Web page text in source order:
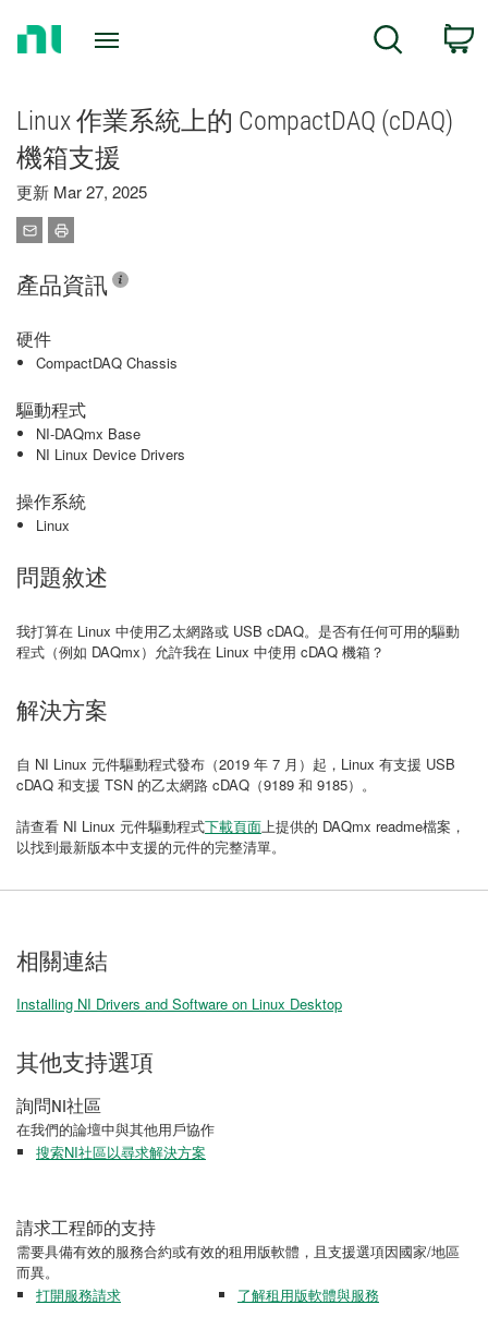
Search
Linux 作業系統上的 CompactDAQ (cDAQ)
機箱支援
更新 Mar 27, 2025
產品資訊
硬件
CompactDAQ Chassis
驅動程式
NI-DAQmx Base
NI Linux Device Drivers
操作系統
Linux
問題敘述
我打算在 Linux 中使用乙太網路或 USB cDAQ。是否有任何可用的驅動
程式（例如 DAQmx）允許我在 Linux 中使用 cDAQ 機箱？
解決方案
自 NI Linux 元件驅動程式發布（2019 年 7 月）起，Linux 有支援 USB
cDAQ 和支援 TSN 的乙太網路 cDAQ（9189 和 9185）。
請查看 NI Linux 元件驅動程式下載頁面上提供的 DAQmx readme檔案，
以找到最新版本中支援的元件的完整清單。
相關連結
Installing NI Drivers and Software on Linux Desktop
其他支持選項
詢問NI社區
在我們的論壇中與其他用戶協作
搜索NI社區以尋求解決方案
請求工程師的支持
需要具備有效的服務合約或有效的租用版軟體，且支援選項因國家/地區
而異。
打開服務請求
了解租用版軟體與服務